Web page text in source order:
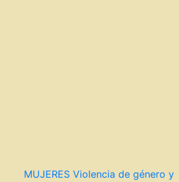
MUJERES Violencia de género y